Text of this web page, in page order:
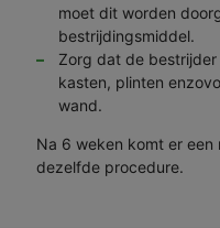
moet dit worden
bestrijdingsmiddel.
Zorg dat de
kasten, plinten
wand.
Na 6 weken komt er
dezelfde procedure.